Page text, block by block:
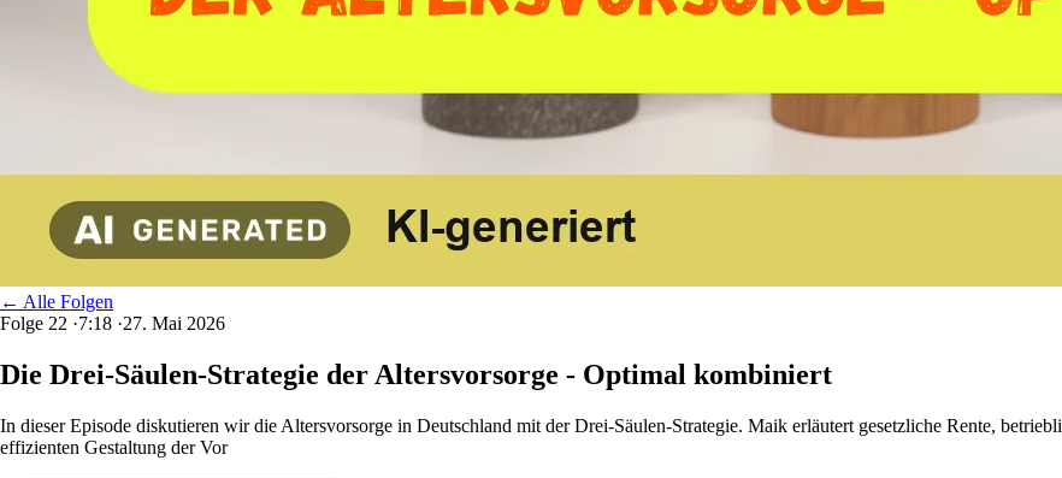
← Alle Folgen
Folge 22 ·7:18 ·27. Mai 2026
Die Drei-Säulen-Strategie der Altersvorsorge - Optimal kombiniert
In dieser Episode diskutieren wir die Altersvorsorge in Deutschland mit der Drei-Säulen-Strategie. Maik erläutert gesetzliche Rente,
effizienten Gestaltung der Vor